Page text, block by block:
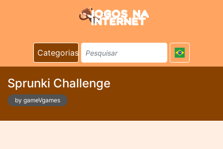
Categorias
Sprunki Challenge
by gameVgames